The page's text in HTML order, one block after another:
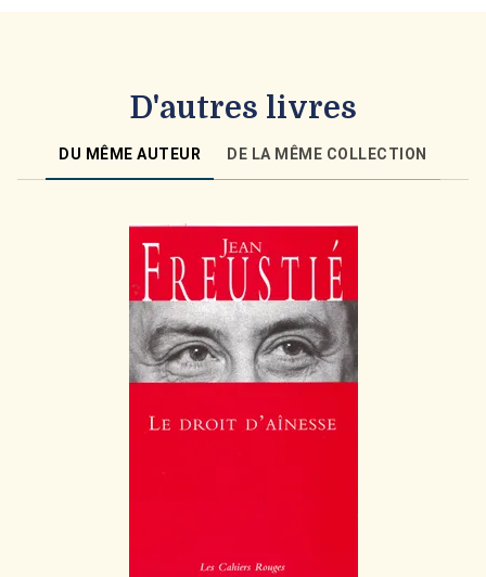
D'autres livres
DU MÊME AUTEUR DE LA MÊME COLLECTION